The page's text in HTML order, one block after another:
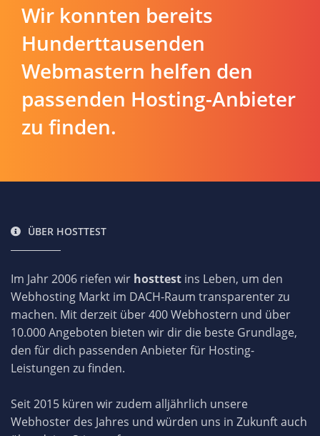
Wir konnten bereits
Hunderttausenden
Webmastern helfen den
passenden Hosting-Anbieter
zu finden.
ÜBER HOSTTEST
Im Jahr 2006 riefen wir hosttest ins Leben, um den
Webhosting Markt im DACH-Raum transparenter zu
machen. Mit derzeit über 400 Webhostern und über
10.000 Angeboten bieten wir dir die beste Grundlage,
den für dich passenden Anbieter für Hosting-
Leistungen zu finden.
Seit 2015 küren wir zudem alljährlich unsere
Webhoster des Jahres und würden uns in Zukunft auch